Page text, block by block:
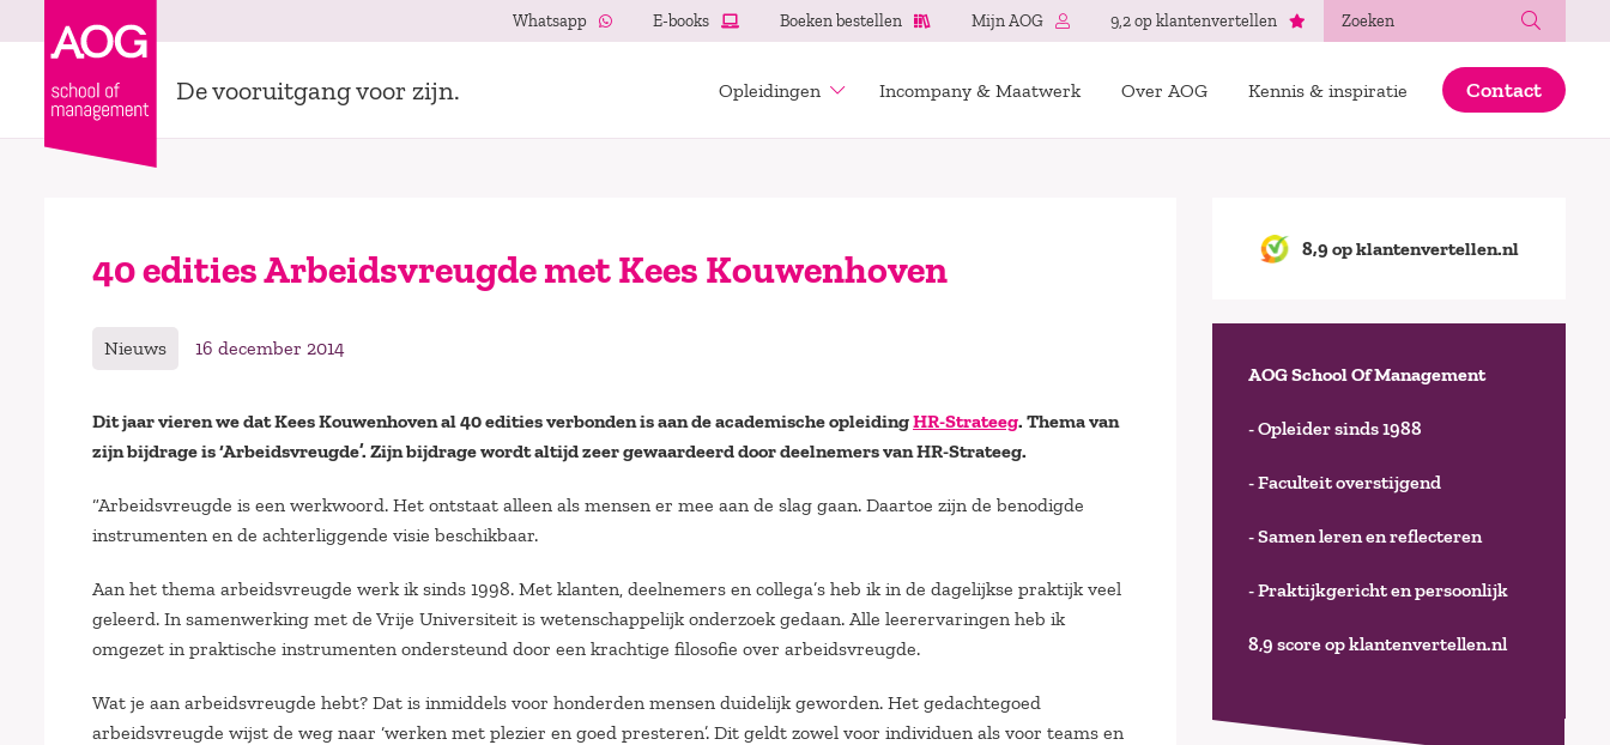
Whatsapp E-books Boeken bestellen Mijn AOG 9,2 op klantenvertellen
De vooruitgang voor zijn. Opleidingen Incompany & Maatwerk Over AOG Kennis & inspiratie Contact
40 edities Arbeidsvreugde met Kees Kouwenhoven
Nieuws 16 december 2014
Dit jaar vieren we dat Kees Kouwenhoven al 40 edities verbonden is aan de academische opleidingHR-Strateeg. Thema van
zijn bijdrage is ‘Arbeidsvreugde’. Zijn bijdrage wordt altijd zeer gewaardeerd door deelnemers van HR-Strateeg.
“Arbeidsvreugde is een werkwoord. Het ontstaat alleen als mensen er mee aan de slag gaan. Daartoe zijn de benodigde
instrumenten en de achterliggende visie beschikbaar.
Aan het thema arbeidsvreugde werk ik sinds 1998. Met klanten, deelnemers en collega’s heb ik in de dagelijkse praktijk veel
geleerd. In samenwerking met de Vrije Universiteit is wetenschappelijk onderzoek gedaan. Alle leerervaringen heb ik
omgezet in praktische instrumenten ondersteund door een krachtige filosofie over arbeidsvreugde.
Wat je aan arbeidsvreugde hebt? Dat is inmiddels voor honderden mensen duidelijk geworden. Het gedachtegoed
arbeidsvreugde wijst de weg naar ‘werken met plezier en goed presteren’. Dit geldt zowel voor individuen als voor teams en
8,9 op klantenvertellen.nl
AOG School Of Management
- Opleider sinds 1988
- Faculteit overstijgend
- Samen leren en reflecteren
- Praktijkgericht en persoonlijk
8,9 score op klantenvertellen.nl